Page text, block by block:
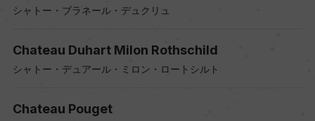
シャトー・ブラネール・デュクリュ
Chateau Duhart Milon Rothschild
シャトー・デュアール・ミロン・ロートシルト
Chateau Pouget